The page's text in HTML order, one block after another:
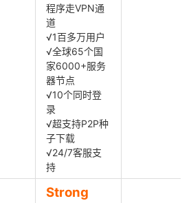
程序走VPN通
道
√1百多万用户
√全球65个国
家6000+服务
器节点
√10个同时登
录
√超支持P2P种
子下载
√24/7客服支
持
Strong